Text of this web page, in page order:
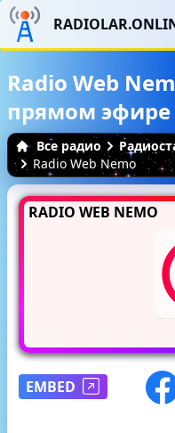
Radio Web
прямом эфире
Все радио
Radio Web Nemo
RADIO WEB NEMO
EMBED